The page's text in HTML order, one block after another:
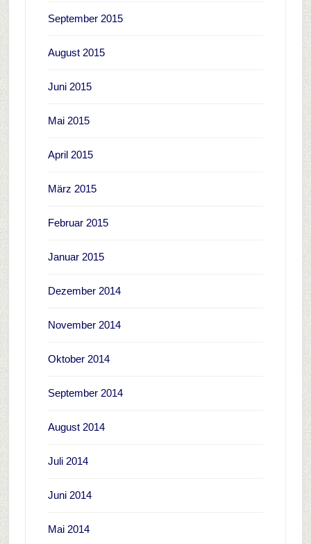
September 2015
August 2015
Juni 2015
Mai 2015
April 2015
März 2015
Februar 2015
Januar 2015
Dezember 2014
November 2014
Oktober 2014
September 2014
August 2014
Juli 2014
Juni 2014
Mai 2014